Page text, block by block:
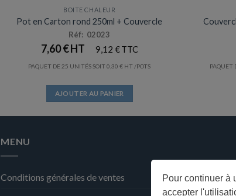
Pour continuer à
accepter
BOITE CHALEUR
Pot en Carton rond 250ml + Couvercle
Réf: 02023
7,60€ 9,12 €
PAQUET DE 25 UNITÉS SOIT 0,30€ /POTS
AJOUTER AU PANIER
PAQUET
MENU
Conditions générales de ventes